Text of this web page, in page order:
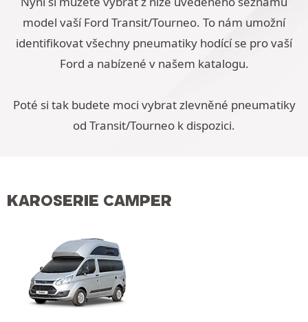
model vaší Ford Transit/Tourneo. To nám umožní
identifikovat všechny pneumatiky hodící se pro vaší
Ford a nabízené v našem katalogu.
Poté si tak budete moci vybrat zlevněné pneumatiky
od Transit/Tourneo k dispozici.
KAROSERIE CAMPER